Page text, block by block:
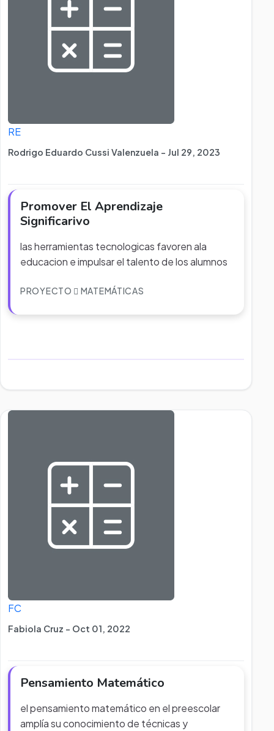
RE
Rodrigo Eduardo Cussi Valenzuela - Jul 29, 2023
Promover El Aprendizaje
Significarivo
las herramientas tecnologicas favoren ala
educacion e impulsar el talento de los alumnos
PROYECTO MATEMÁTICAS
FC
Fabiola Cruz - Oct 01, 2022
Pensamiento Matemático
el pensamiento matemático en el preescolar
amplía su conocimiento de técnicas y